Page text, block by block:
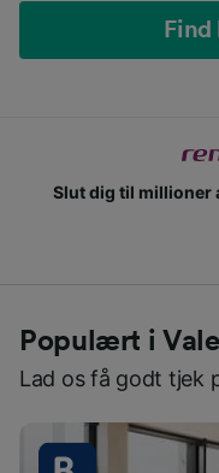
Slut dig til millioner
Populært i
Lad os få godt tjek